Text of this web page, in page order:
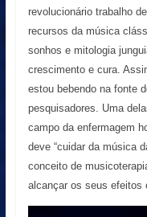
revolucionário trabalho
recursos da música
sonhos e mitologia
crescimento e cura.
estou bebendo na fonte
pesquisadores. Uma
campo da enfermagem
deve “cuidar da música
conceito de
alcançar os seus efeitos